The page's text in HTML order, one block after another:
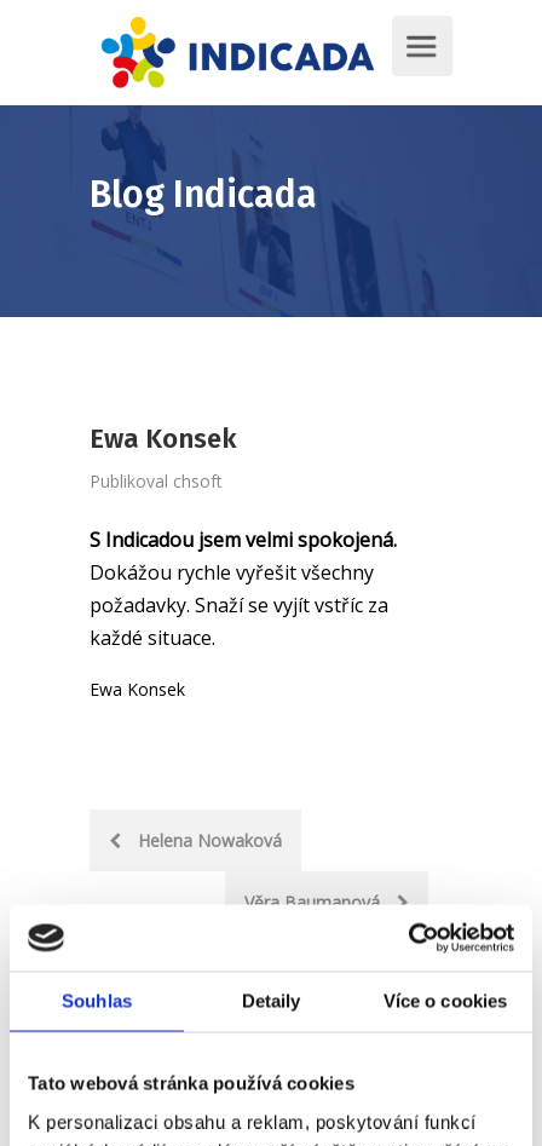
Souhlas Detaily Více o cookies
Tato webová stránka používá cookies
K personalizaci obsahu a reklam, poskytování funkcí
Blog Indicada
Ewa Konsek
Publikoval chsoft
S Indicadou jsem velmi spokojená.
Dokážou rychle vyřešit všechny
požadavky. Snaží se vyjít vstříc za
každé situace.
Ewa Konsek
PostHelena Nowaková
Věra Baumanová
Přihlaste se k našemu
mailing listu